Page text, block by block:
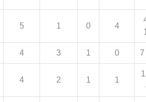
5 1 0 4
4 3 1 0 7
4 2 1 1